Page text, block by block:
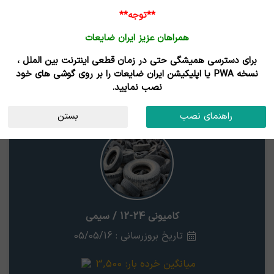
نتایج جستجوی قیمت
کامیونی 24-12 / سیمی
تاریخ بروزرسانی : 05/05/16
میانگین خرده بار: 3,500
**توجه**
همراهان عزیز ایران ضایعات
برای دسترسی همیشگی حتی در زمان قطعی اینترنت بین الملل ،
نسخه PWA یا اپلیکیشن ایران ضایعات را بر روی گوشی های خود
نصب نمایید.
راهنمای نصب بستن